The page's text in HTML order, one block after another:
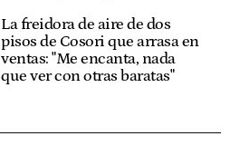
La freidora de aire de dos
pisos de Cosori que arrasa en
ventas: "Me encanta, nada
que ver con otras baratas"